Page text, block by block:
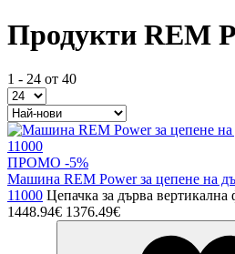
Продукти REM
1 - 24 от 40
ПРОМО -5%
Машина REM Power за цепене на
11000 Цепачка за дърва
1448.94€ 1376.49€